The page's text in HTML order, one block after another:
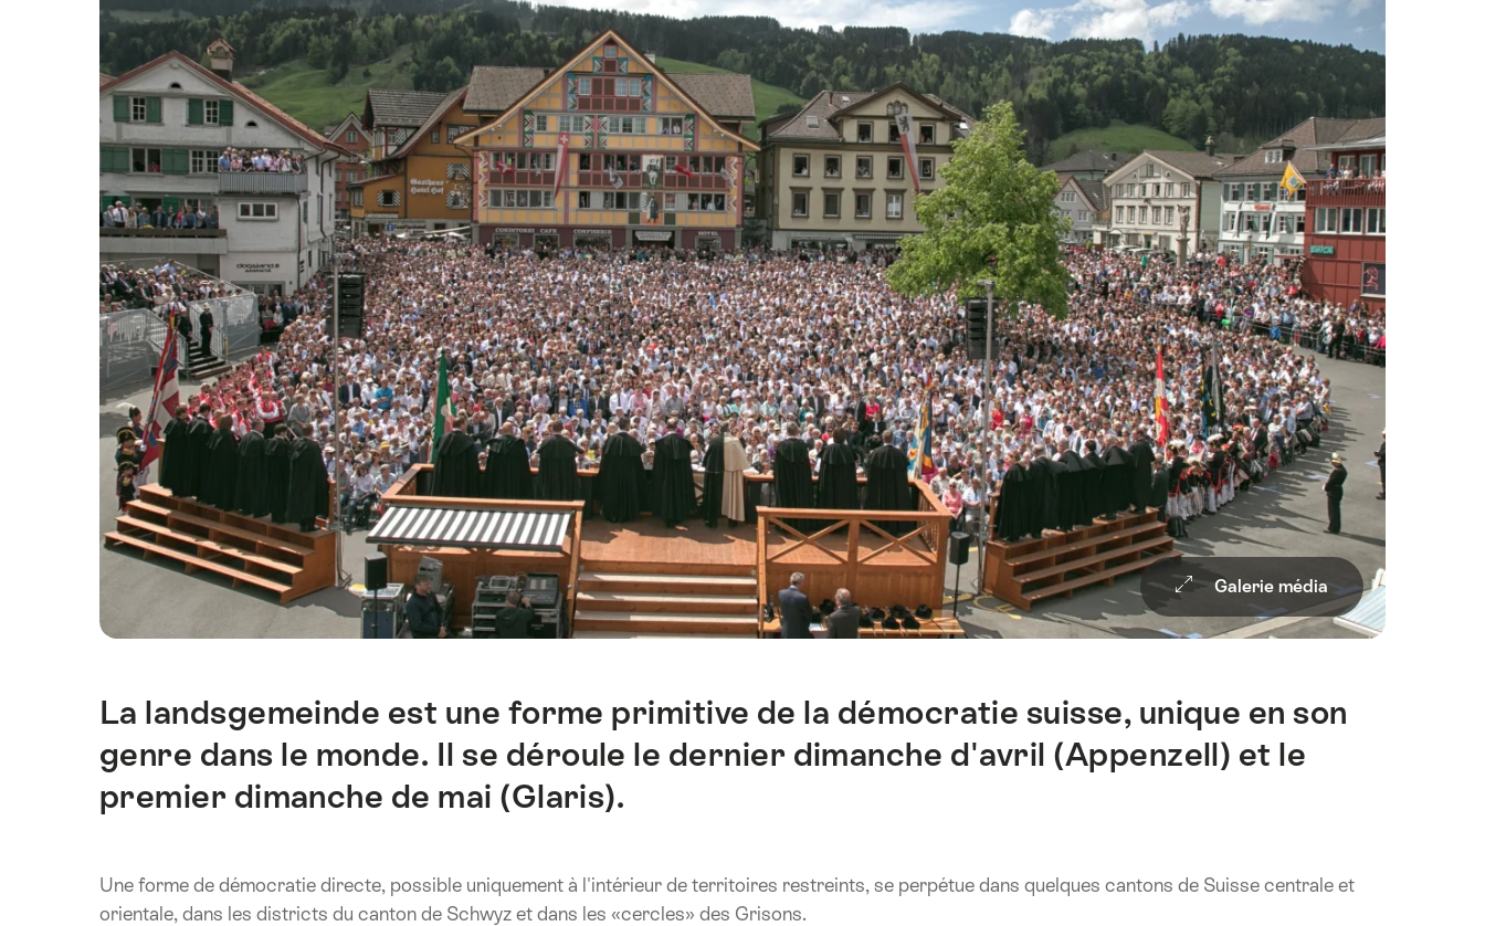
Galerie média
Introduction
La landsgemeinde est une forme primitive de la démocratie suisse, unique en son
genre dans le monde. Il se déroule le dernier dimanche d'avril (Appenzell) et le
premier dimanche de mai (Glaris).
Une forme de démocratie directe, possible uniquement à l'intérieur de territoires restreints, se perpétue dans quelques cantons de Suisse centrale et
orientale, dans les districts du canton de Schwyz et dans les «cercles» des Grisons.